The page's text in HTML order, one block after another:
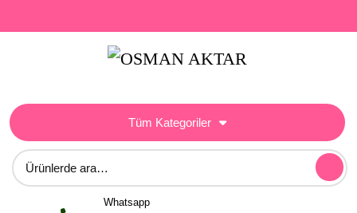
Tüm Kategoriler
Ara:
Whatsapp